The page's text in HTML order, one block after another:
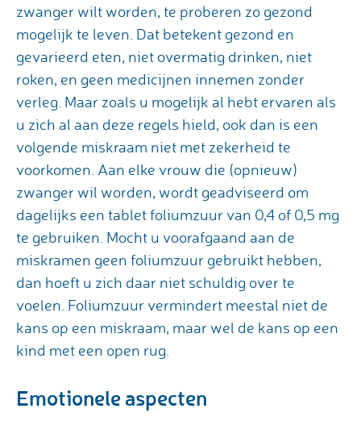
zwanger wilt worden, te proberen zo gezond
mogelijk te leven. Dat betekent gezond en
gevarieerd eten, niet overmatig drinken, niet
roken, en geen medicijnen innemen zonder
verleg. Maar zoals u mogelijk al hebt ervaren als
u zich al aan deze regels hield, ook dan is een
volgende miskraam niet met zekerheid te
voorkomen. Aan elke vrouw die (opnieuw)
zwanger wil worden, wordt geadviseerd om
dagelijks een tablet foliumzuur van 0,4 of 0,5 mg
te gebruiken. Mocht u voorafgaand aan de
miskramen geen foliumzuur gebruikt hebben,
dan hoeft u zich daar niet schuldig over te
voelen. Foliumzuur vermindert meestal niet de
kans op een miskraam, maar wel de kans op een
kind met een open rug.
Emotionele aspecten